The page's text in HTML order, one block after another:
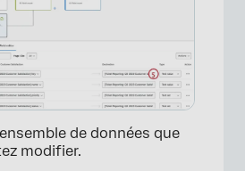
de données que
modifier.